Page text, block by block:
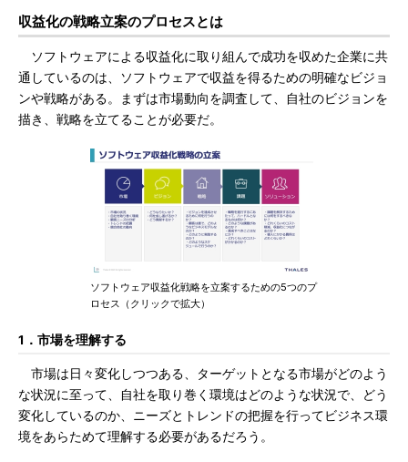
収益化の戦略立案のプロセスとは
ソフトウェアによる収益化に取り組んで成功を収めた企業に共
通しているのは、ソフトウェアで収益を得るための明確なビジョ
ンや戦略がある。まずは市場動向を調査して、自社のビジョンを
描き、戦略を立てることが必要だ。
ソフトウェア収益化戦略を立案するための5つのプ
ロセス（クリックで拡大）
1．市場を理解する
市場は日々変化しつつある、ターゲットとなる市場がどのよう
な状況に至って、自社を取り巻く環境はどのような状況で、どう
変化しているのか、ニーズとトレンドの把握を行ってビジネス環
境をあらためて理解する必要があるだろう。